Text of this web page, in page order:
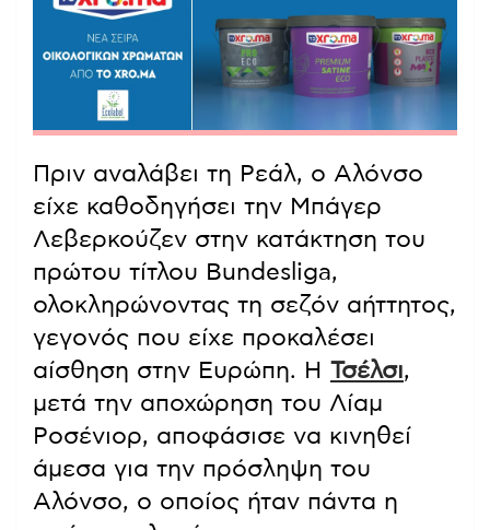
Πριν αναλάβει τη Ρεάλ, ο Αλόνσο
είχε καθοδηγήσει την Μπάγερ
Λεβερκούζεν στην κατάκτηση του
πρώτου τίτλου Bundesliga,
ολοκληρώνοντας τη σεζόν αήττητος,
γεγονός που είχε προκαλέσει
αίσθηση στην Ευρώπη. Η Τσέλσι,
μετά την αποχώρηση του Λίαμ
Ροσένιορ, αποφάσισε να κινηθεί
άμεσα για την πρόσληψη του
Αλόνσο, ο οποίος ήταν πάντα η